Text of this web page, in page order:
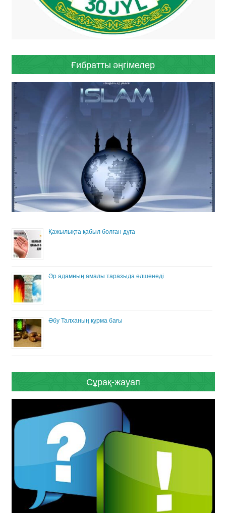
Ғибратты әңгімелер
Қажылықта қабыл болған дұға
Әр адамның амалы таразыда өлшенеді
Әбу Талханың құрма бағы
Сұрақ-жауап